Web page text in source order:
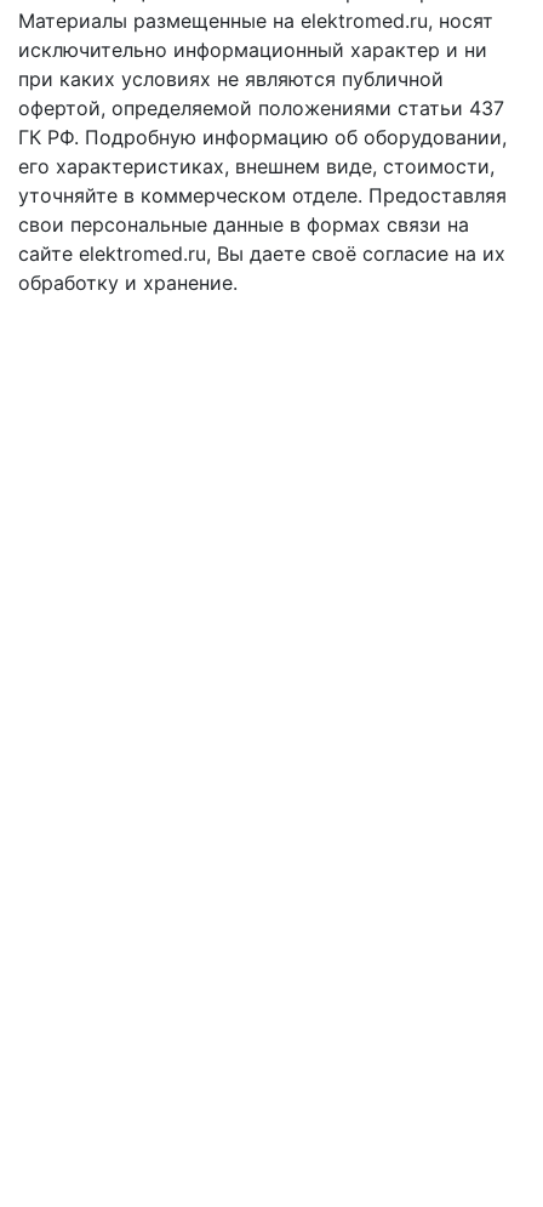
Материалы размещенные на elektromed.ru, носят
исключительно информационный характер и ни
при каких условиях не являются публичной
офертой, определяемой положениями cтатьи 437
ГК РФ. Подробную информацию об оборудовании,
его характеристиках, внешнем виде, стоимости,
уточняйте в коммерческом отделе. Предоставляя
свои персональные данные в формах связи на
сайте elektromed.ru, Вы даете своё согласие на их
обработку и хранение.